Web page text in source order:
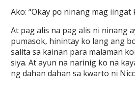
Ako: “Okay po ninang mag iingat
At pag alis na pag alis ni ninang
pumasok, hinintay ko lang ang
salita sa kainan para malaman
siya. At ayun na narinig ko na
ng dahan dahan sa kwarto ni